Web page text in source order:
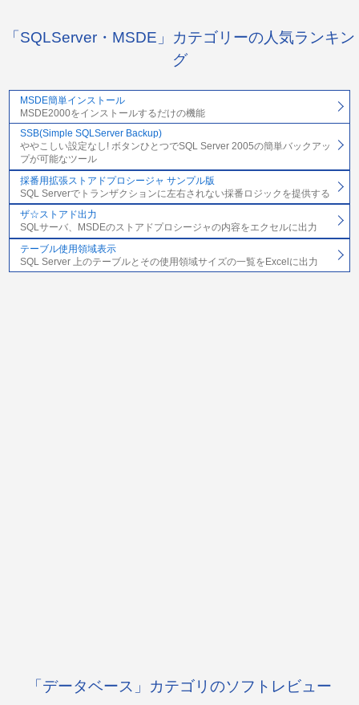
「SQLServer・MSDE」カテゴリーの人気ランキン
グ
MSDE簡単インストール
MSDE2000をインストールするだけの機能
SSB(Simple SQLServer Backup)
ややこしい設定なし! ボタンひとつでSQL Server 2005の簡単バックアッ
プが可能なツール
採番用拡張ストアドプロシージャ サンプル版
SQL Serverでトランザクションに左右されない採番ロジックを提供する
ザ☆ストアド出力
SQLサーバ、MSDEのストアドプロシージャの内容をエクセルに出力
テーブル使用領域表示
SQL Server 上のテーブルとその使用領域サイズの一覧をExcelに出力
「データベース」カテゴリのソフトレビュー